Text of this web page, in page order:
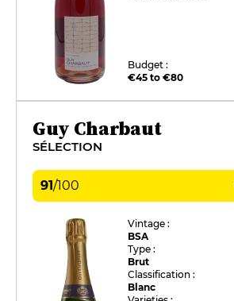
Budget :
€45 to €80
Guy Charbaut
SÉLECTION
91/100
Vintage :
BSA
Type :
Brut
Classification :
Blanc